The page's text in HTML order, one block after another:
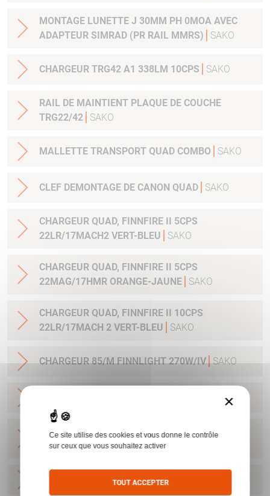
MONTAGE LUNETTE J 30MM PH 0MOA AVEC
ADAPTEUR SIMRAD (PR RAIL MMRS)
SAKO
CHARGEUR TRG42 A1 338LM 10CPS SAKO
RAIL DE MAINTIENT PLAQUE DE COUCHE
TRG22/42
SAKO
MALLETTE TRANSPORT QUAD COMBO SAKO
CLEF DEMONTAGE DE CANON QUAD SAKO
CHARGEUR QUAD, FINNFIRE II 5CPS
22LR/17MACH2 VERT-BLEU
SAKO
CHARGEUR QUAD, FINNFIRE II 5CPS
22MAG/17HMR ORANGE-JAUNE
SAKO
CHARGEUR QUAD, FINNFIRE II 10CPS
22LR/17MACH 2 VERT-BLEU
SAKO
CHARGEUR 85/M FINNLIGHT 270W/IV SAKO
CHARGEUR SAKO 85L/ FINNLIGHT2/7RM-
300WIN 4CPS STAINLESS SAKO
CHARGEUR A7/S CAL 22-250
×
Ce site utilise des cookies et vous donne le contrôle
sur ceux que vous souhaitez activer
TOUT ACCEPTER